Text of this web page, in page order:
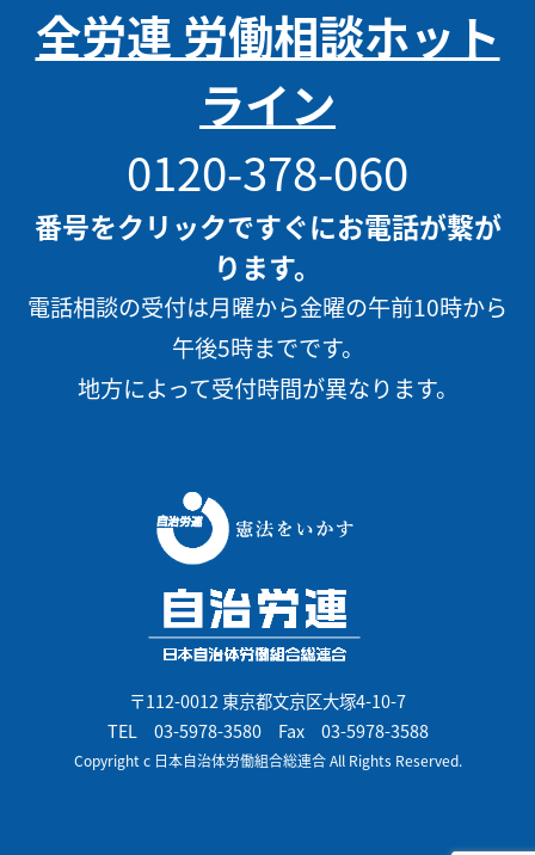
全労連 労働相談ホット
ライン
0120-378-060
番号をクリックですぐにお電話が繋が
ります。
電話相談の受付は月曜から金曜の午前10時から
午後5時までです。
地方によって受付時間が異なります。
〒112-0012 東京都文京区大塚4-10-7
TEL 03-5978-3580Fax 03-5978-3588
Copyright c 日本自治体労働組合総連合 All Rights Reserved.